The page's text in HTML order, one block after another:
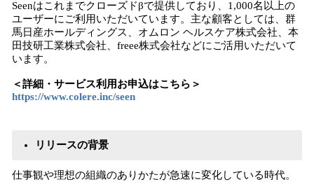
Seenはこれまでクローズドβで提供しており、1,000名以上の
ユーザーにご利用いただいています。主な顧客としては、群
馬日産ホールディングス、オムロン ヘルスケア株式会社、本
田技研工業株式会社、freee株式会社などにご活用いただいて
います。
＜詳細・サービス利用お申込はこちら＞
https://www.colere.inc/seen
リリースの背景
仕事観や理想の組織のありかたが急速に変化している時代。